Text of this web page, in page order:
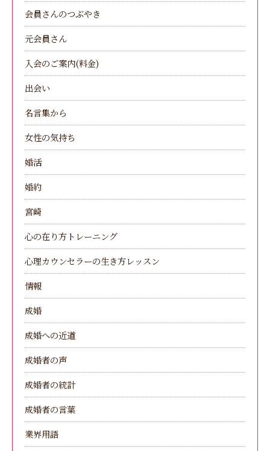
会員さんのつぶやき
元会員さん
入会のご案内(料金)
出会い
名言集から
女性の気持ち
婚活
婚約
宮崎
心の在り方トレーニング
心理カウンセラーの生き方レッスン
情報
成婚
成婚への近道
成婚者の声
成婚者の統計
成婚者の言葉
業界用語